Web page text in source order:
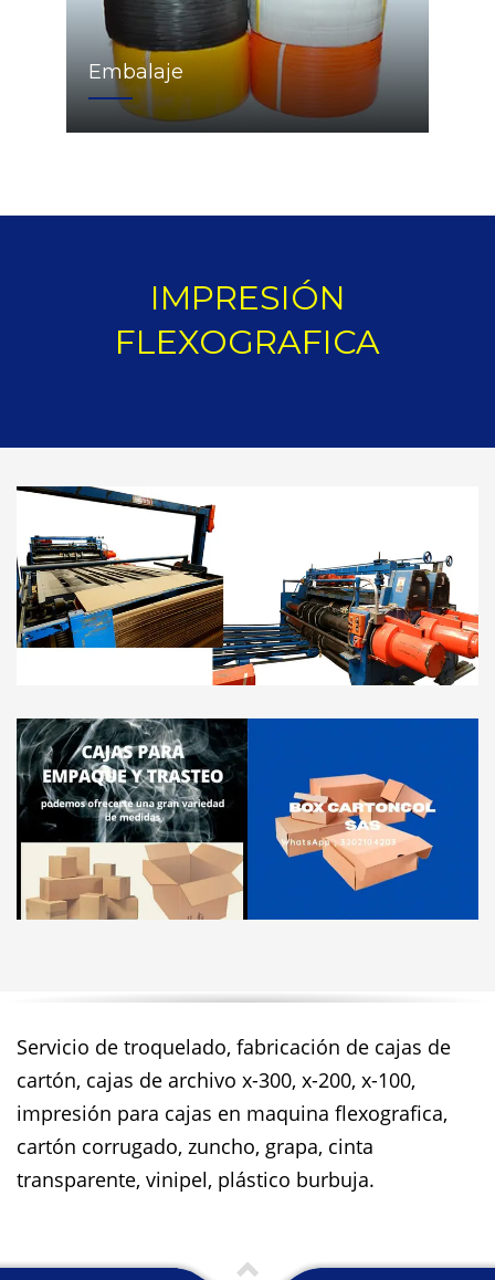
Embalaje
IMPRESIÓN
FLEXOGRAFICA
Servicio de troquelado, fabricación de cajas de
cartón, cajas de archivo x-300, x-200, x-100,
impresión para cajas en maquina flexografica,
cartón corrugado, zuncho, grapa, cinta
transparente, vinipel, plástico burbuja.